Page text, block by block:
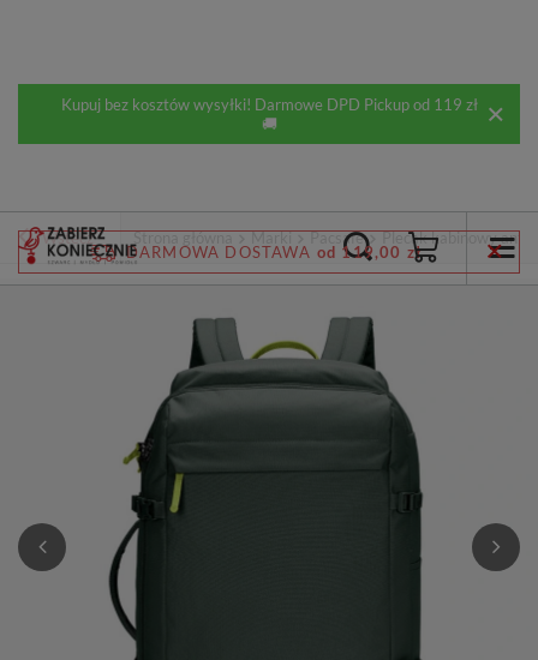
Kupuj bez kosztów wysyłki! Darmowe DPD Pickup od 119 zł
🚚
DARMOWA DOSTAWA od 119,00 zł
Wstecz Strona główna Marki Pacsafe Plecak kabinowy